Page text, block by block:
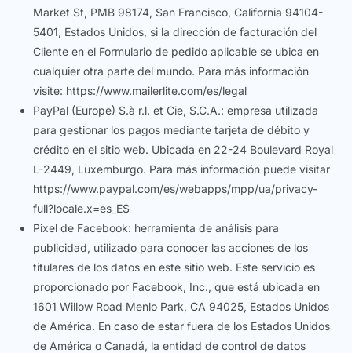
Market St, PMB 98174, San Francisco, California 94104-
5401, Estados Unidos, si la dirección de facturación del
Cliente en el Formulario de pedido aplicable se ubica en
cualquier otra parte del mundo. Para más información
visite: https://www.mailerlite.com/es/legal
PayPal (Europe) S.à r.l. et Cie, S.C.A.: empresa utilizada
para gestionar los pagos mediante tarjeta de débito y
crédito en el sitio web. Ubicada en 22-24 Boulevard Royal
L-2449, Luxemburgo. Para más información puede visitar
https://www.paypal.com/es/webapps/mpp/ua/privacy-
full?locale.x=es_ES
Pixel de Facebook: herramienta de análisis para
publicidad, utilizado para conocer las acciones de los
titulares de los datos en este sitio web. Este servicio es
proporcionado por Facebook, Inc., que está ubicada en
1601 Willow Road Menlo Park, CA 94025, Estados Unidos
de América. En caso de estar fuera de los Estados Unidos
de América o Canadá, la entidad de control de datos